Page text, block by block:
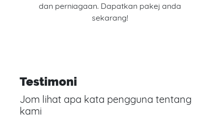
dan perniagaan. Dapatkan pakej anda
sekarang!
Testimoni
Jom lihat apa kata pengguna tentang
kami